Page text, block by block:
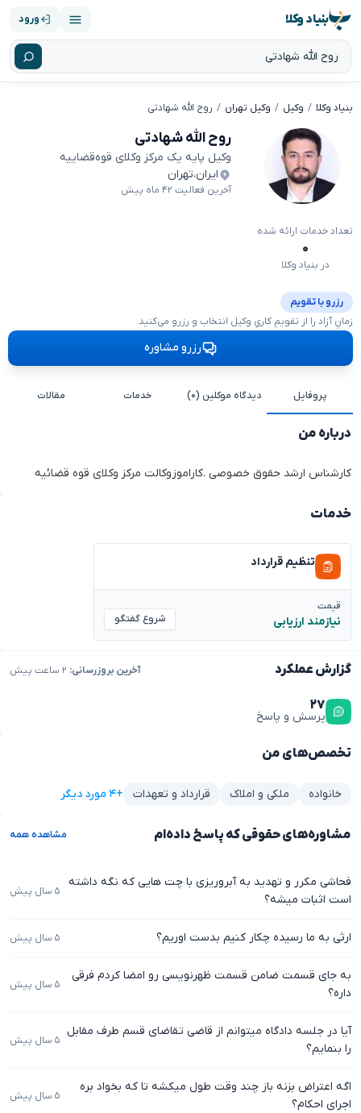
بنیاد وکلا ورود
بنیاد وکلا وکیل وکیل تهران روح الله شهادتی
روح الله شهادتی
وکیل پایه یک مرکز وکلای قوه‌قضاییه
ایران،تهران
آخرین فعالیت ۴۲ ماه پیش
تعداد خدمات ارائه شده
۰
در بنیاد وکلا
رزرو با تقویم
زمانِ آزاد را از تقویمِ کاریِ وکیل انتخاب و رزرو می‌کنید.
رزرو مشاوره
پروفایل دیدگاه موکلین (۰) خدمات مقالات
درباره من
کارشناس ارشد حقوق خصوصی .کاراموزوکالت مرکز وکلای قوه قضائیه
گزارش عملکرد آخرین بروزرسانی:
۲۷
پرسش و پاسخ
تخصص‌های من
خانواده ملکی و املاک قرارداد و تعهدات +۴ مورد دیگر
خدمات
تنظیم قرارداد
قیمت
نیازمند ارزیابی شروع گفتگو
مشاوره‌های حقوقی که پاسخ داده‌ام مشاهده همه
فحاشی مکرر و تهدید به آبروریزی با چت هایی که نگه داشته
است اثبات میشه؟
۵ سال پیش
ارثی به ما رسیده چکار کنیم بدست اوریم؟ ۵ سال پیش
به جای قسمت ضامن قسمت ظهرنویسی رو امضا کردم فرقی
داره؟
۵ سال پیش
آیا در جلسه دادگاه میتوانم از قاضی تقاضای قسم طرف مقابل
را بنمایم؟
۵ سال پیش
اگه اعتراض بزنه باز چند وقت طول میکشه تا که بخواد بره
اجرای احکام؟
۵ سال پیش